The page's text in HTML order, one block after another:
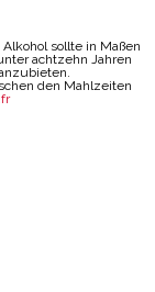
sollte in Maßen
achtzehn Jahren
den Mahlzeiten